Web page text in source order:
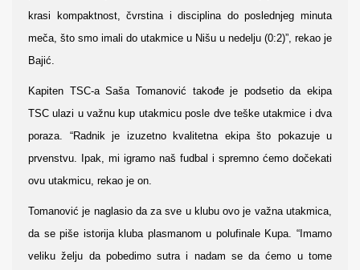
krasi kompaktnost, čvrstina i disciplina do poslednjeg minuta
meča, što smo imali do utakmice u Nišu u nedelju (0:2)”, rekao je
Bajić.
Kapiten TSC-a Saša Tomanović takođe je podsetio da ekipa
TSC ulazi u važnu kup utakmicu posle dve teške utakmice i dva
poraza. “Radnik je izuzetno kvalitetna ekipa što pokazuje u
prvenstvu. Ipak, mi igramo naš fudbal i spremno ćemo dočekati
ovu utakmicu, rekao je on.
Tomanović je naglasio da za sve u klubu ovo je važna utakmica,
da se piše istorija kluba plasmanom u polufinale Kupa. “Imamo
veliku želju da pobedimo sutra i nadam se da ćemo u tome